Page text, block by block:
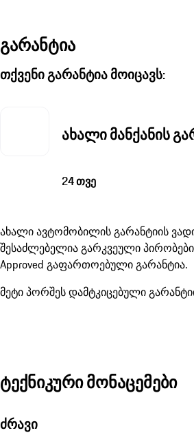
გარანტია
თქვენი გარანტია მოიცავს:
ახალი მანქანის
24 თვე
ახალი ავტომობილის გარანტიის
შესაძლებელია გარკვეული
Approved გაფართოებული გარანტია.
მეტი პორშეს დამტკიცებული
ტექნიკური მონაცემები
ძრავი